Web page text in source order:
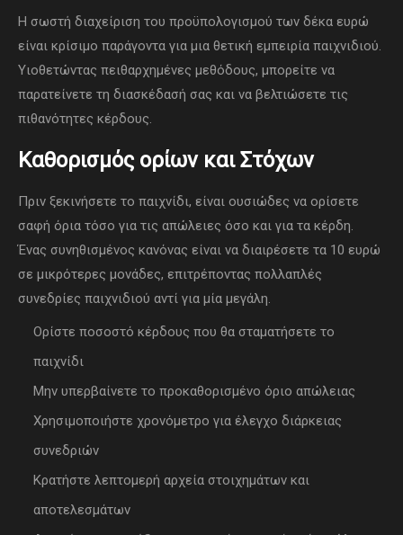
Η σωστή διαχείριση του προϋπολογισμού των δέκα ευρώ
είναι κρίσιμο παράγοντα για μια θετική εμπειρία παιχνιδιού.
Υιοθετώντας πειθαρχημένες μεθόδους, μπορείτε να
παρατείνετε τη διασκέδασή σας και να βελτιώσετε τις
πιθανότητες κέρδους.
Καθορισμός ορίων και Στόχων
Πριν ξεκινήσετε το παιχνίδι, είναι ουσιώδες να ορίσετε
σαφή όρια τόσο για τις απώλειες όσο και για τα κέρδη.
Ένας συνηθισμένος κανόνας είναι να διαιρέσετε τα 10 ευρώ
σε μικρότερες μονάδες, επιτρέποντας πολλαπλές
συνεδρίες παιχνιδιού αντί για μία μεγάλη.
Ορίστε ποσοστό κέρδους που θα σταματήσετε το
παιχνίδι
Μην υπερβαίνετε το προκαθορισμένο όριο απώλειας
Χρησιμοποιήστε χρονόμετρο για έλεγχο διάρκειας
συνεδριών
Κρατήστε λεπτομερή αρχεία στοιχημάτων και
αποτελεσμάτων